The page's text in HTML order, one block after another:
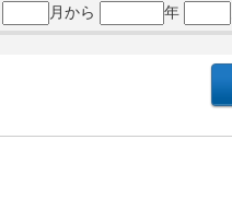
月から 年